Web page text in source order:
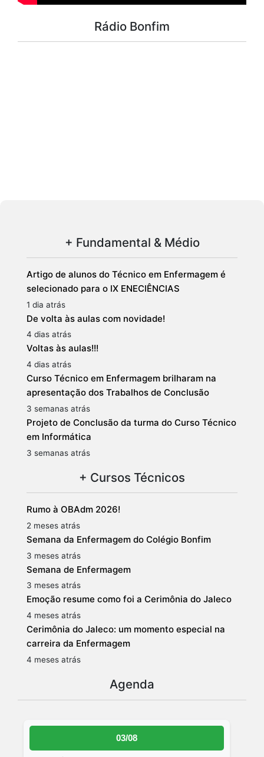
Rádio Bonfim
+ Fundamental & Médio
Artigo de alunos do Técnico em Enfermagem é
selecionado para o IX ENECIÊNCIAS
1 dia atrás
De volta às aulas com novidade!
4 dias atrás
Voltas às aulas!!!
4 dias atrás
Curso Técnico em Enfermagem brilharam na
apresentação dos Trabalhos de Conclusão
3 semanas atrás
Projeto de Conclusão da turma do Curso Técnico
em Informática
3 semanas atrás
+ Cursos Técnicos
Rumo à OBAdm 2026!
2 meses atrás
Semana da Enfermagem do Colégio Bonfim
3 meses atrás
Semana de Enfermagem
3 meses atrás
Emoção resume como foi a Cerimônia do Jaleco
4 meses atrás
Cerimônia do Jaleco: um momento especial na
carreira da Enfermagem
4 meses atrás
Agenda
03/08